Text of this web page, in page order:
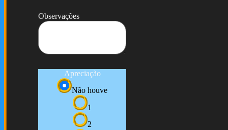
Observações
Apreciação
Não houve
1
2